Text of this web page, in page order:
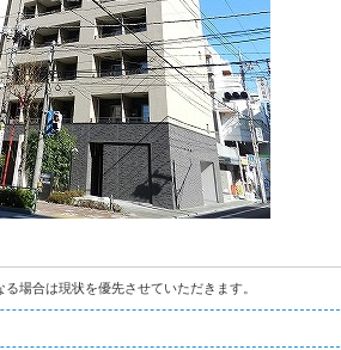
場合は現状を優先させていただきます。